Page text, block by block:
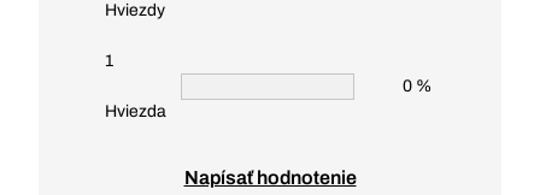
Hviezdy
1
Hviezda
0 %
Napísať hodnotenie